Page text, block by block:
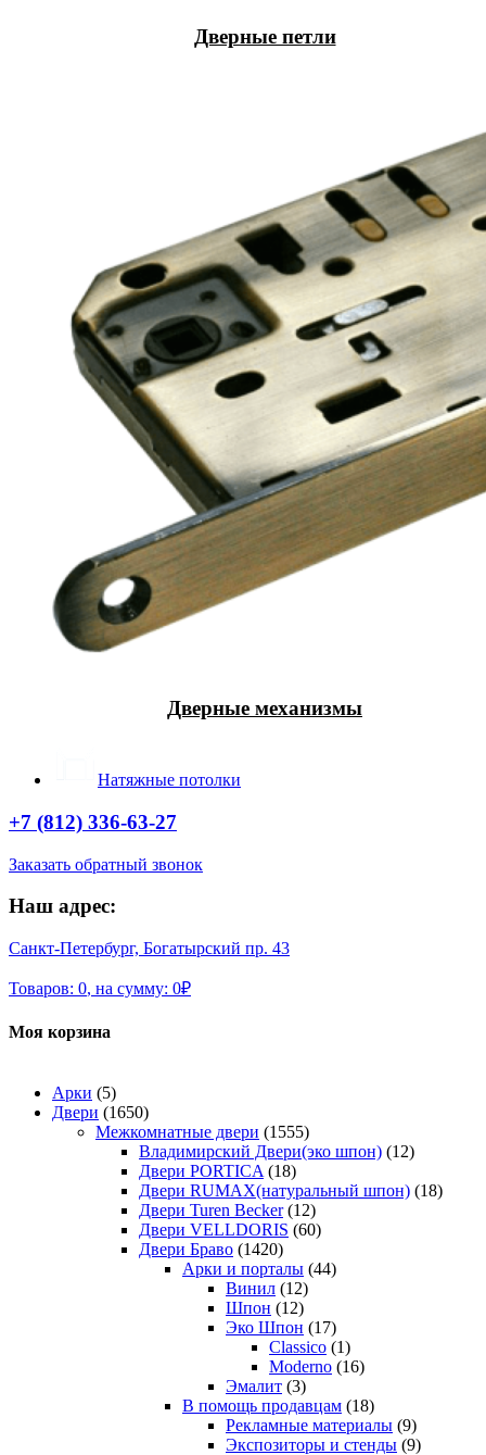
Дверные петли
Дверные механизмы
Натяжные потолки
+7 (812) 336-63-27
Заказать обратный звонок
Наш адрес:
Санкт-Петербург, Богатырский пр. 43
Товаров: 0, на сумму: 0₽
Моя корзина
Арки (5)
Двери (1650)
Межкомнатные двери (1555)
Владимирский Двери(эко шпон) (12)
Двери PORTICA (18)
Двери RUMAX(натуральный шпон) (18)
Двери Turen Becker (12)
Двери VELLDORIS (60)
Двери Браво (1420)
Арки и порталы (44)
Винил (12)
Шпон (12)
Эко Шпон (17)
Classico (1)
Moderno (16)
Эмалит (3)
В помощь продавцам (18)
Рекламные материалы (9)
Экспозиторы и стенды (9)